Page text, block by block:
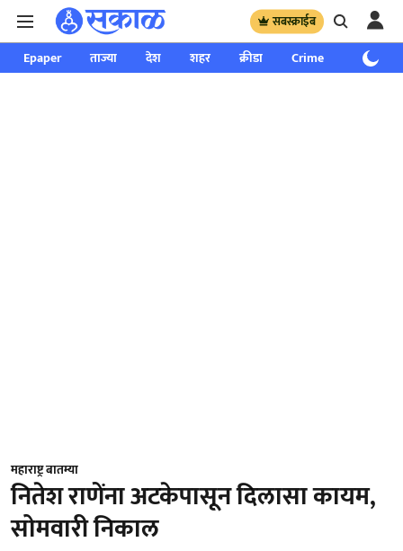
सबस्क्राईब
Epaper ताज्या देश शहर क्रीडा Crime साप्ताहिक
महाराष्ट्र बातम्या
नितेश राणेंना अटकेपासून दिलासा कायम,
सोमवारी निकाल